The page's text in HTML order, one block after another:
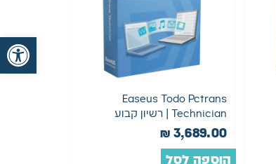
Easeus Todo Pctrans
Technician | רשיון קבוע
₪ 3,689.00
הוספה לסל